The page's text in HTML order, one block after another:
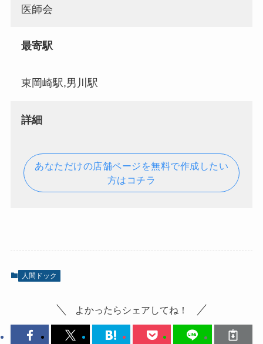
医師会
最寄駅
東岡崎駅,男川駅
詳細
あなただけの店舗ページを無料で作成したい
方はコチラ
人間ドック
よかったらシェアしてね！